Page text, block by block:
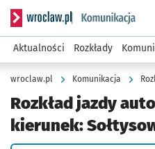
Serwis informacyjny
Aktualności Rozkłady
wroclaw.pl Komunikacja
Rozkład jazdy
kierunek: